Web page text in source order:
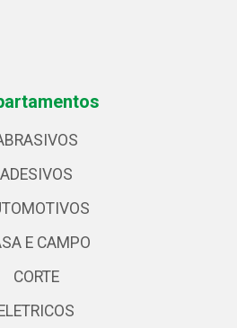
ADESIVOS
E CAMPO
CORTE
ELETRICOS